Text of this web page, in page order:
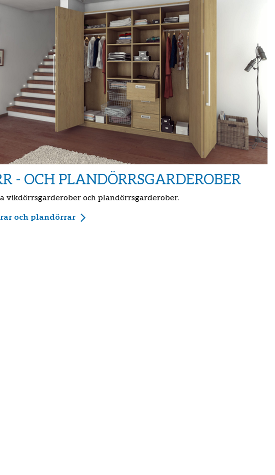
- OCH PLANDÖRRSGARDEROBER
vikdörrsgarderober och plandörrsgarderober.
och plandörrar